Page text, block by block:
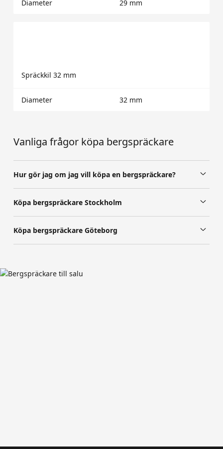
Diameter 29 mm
Spräckkil 32 mm
Diameter 32 mm
Vanliga frågor köpa bergspräckare
Hur gör jag om jag vill köpa en bergspräckare?
Köpa bergspräckare Stockholm
Köpa bergspräckare Göteborg